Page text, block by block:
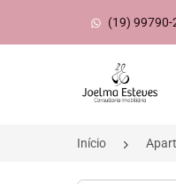
(19) 99790-
Página inicial
Início